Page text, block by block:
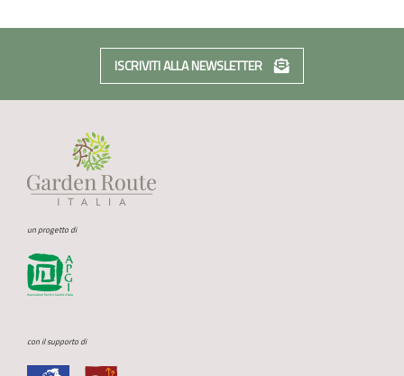
ISCRIVITI ALLA NEWSLETTER
un progetto di
con il supporto di